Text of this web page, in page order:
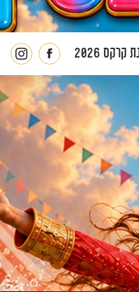
פלורנטין
באינסטגרם
לעמוד
הפייסבוק
של
פלורנטין
קרקס 2026